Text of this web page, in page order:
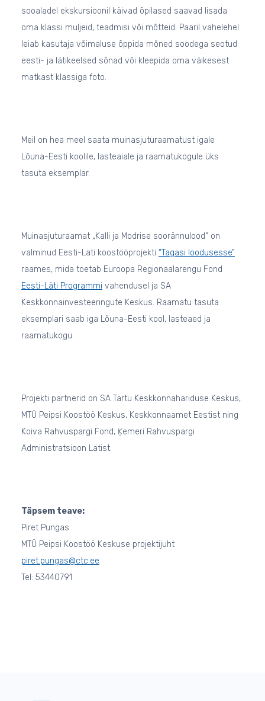
sooaladel ekskursioonil käivad õpilased saavad lisada
oma klassi muljeid, teadmisi või mõtteid. Paaril vahelehel
leiab kasutaja võimaluse õppida mõned soodega seotud
eesti- ja lätikeelsed sõnad või kleepida oma väikesest
matkast klassiga foto.
Meil on hea meel saata muinasjuturaamatust igale
Lõuna-Eesti koolile, lasteaiale ja raamatukogule üks
tasuta eksemplar.
Muinasjuturaamat „Kalli ja Modrise soorännulood“ on
valminud Eesti-Läti koostööprojekti “Tagasi loodusesse”
raames, mida toetab Euroopa Regionaalarengu Fond
Eesti-Läti Programmi vahendusel ja SA
Keskkonnainvesteeringute Keskus. Raamatu tasuta
eksemplari saab iga Lõuna-Eesti kool, lasteaed ja
raamatukogu.
Projekti partnerid on SA Tartu Keskkonnahariduse Keskus,
MTÜ Peipsi Koostöö Keskus, Keskkonnaamet Eestist ning
Koiva Rahvuspargi Fond, Ķemeri Rahvuspargi
Administratsioon Lätist.
Täpsem teave:
Piret Pungas
MTÜ Peipsi Koostöö Keskuse projektijuht
piret.pungas@ctc.ee
Tel: 53440791